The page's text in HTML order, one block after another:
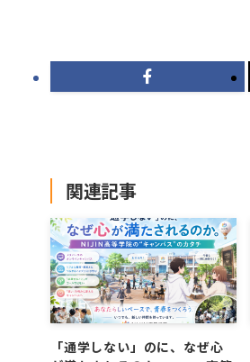
関連記事
「通学しない」のに、なぜ心